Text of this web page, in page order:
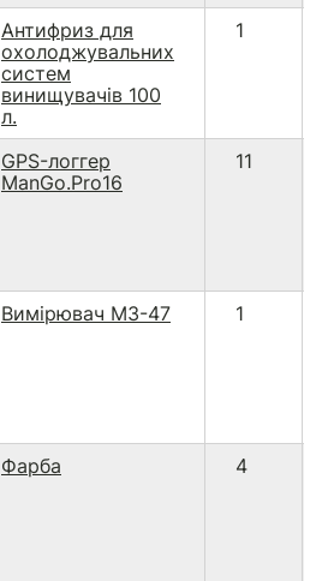
Антифриз для
охолоджувальних
систем
винищувачів 100
л.
1
GPS-логгер
ManGo.Pro16
11
Вимірювач М3-47 1
Фарба 4